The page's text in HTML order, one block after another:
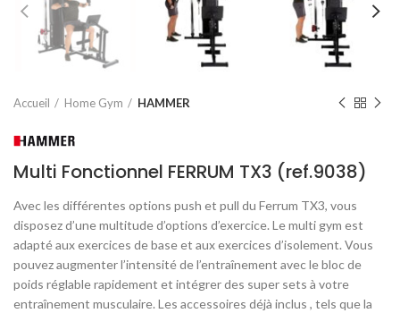
Accueil Home Gym HAMMER
Multi Fonctionnel FERRUM TX3 (ref.9038)
Avec les différentes options push et pull du Ferrum TX3, vous
disposez d’une multitude d’options d’exercice. Le multi gym est
adapté aux exercices de base et aux exercices d’isolement. Vous
pouvez augmenter l’intensité de l’entraînement avec le bloc de
poids réglable rapidement et intégrer des super sets à votre
entraînement musculaire. Les accessoires déjà inclus , tels que la